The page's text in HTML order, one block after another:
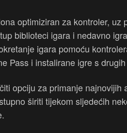
optimiziran za kontroler, uz
biblioteci igara i nedavno
igara pomoću
Pass i instalirane igre s
opciju za primanje najnovijih
širiti tijekom sljedećih